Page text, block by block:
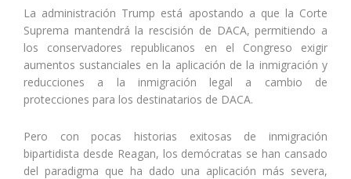
La administración Trump está apostando a que la Corte
Suprema mantendrá la rescisión de DACA, permitiendo a
los conservadores republicanos en el Congreso exigir
aumentos sustanciales en la aplicación de la inmigración y
reducciones a la inmigración legal a cambio de
protecciones para los destinatarios de DACA.
Pero con pocas historias exitosas de inmigración
bipartidista desde Reagan, los demócratas se han cansado
del paradigma que ha dado una aplicación más severa,